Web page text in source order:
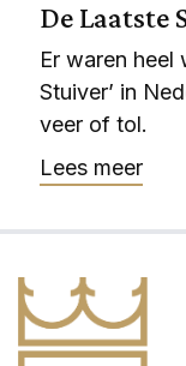
De Laatste
Er waren heel
Stuiver’ in
veer of tol.
Lees meer